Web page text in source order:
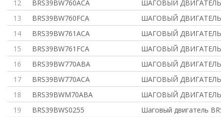
12
BRS39BW760ACA
ШАГОВЫЙ ДВИГАТЕЛЬ
13
BRS39BW760FCA
ШАГОВЫЙ ДВИГАТЕЛЬ
14
BRS39BW761ACA
ШАГОВЫЙ ДВИГАТЕЛЬ
15
BRS39BW761FCA
ШАГОВЫЙ ДВИГАТЕЛЬ
16
BRS39BW770ABA
ШАГОВЫЙ ДВИГАТЕЛЬ
17
BRS39BW770ACA
ШАГОВЫЙ ДВИГАТЕЛЬ
18
BRS39BWM70ABA
ШАГОВЫЙ ДВИГАТЕЛЬ
19
BRS39BWS0255
Шаговый двигатель